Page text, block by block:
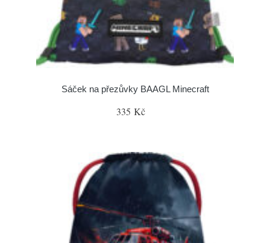
Sáček na přezůvky BAAGL Minecraft
335 Kč